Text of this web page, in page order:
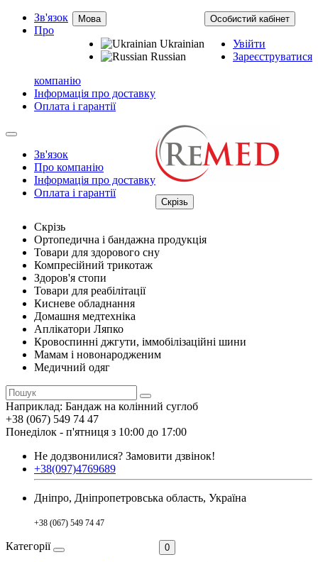
Особистий кабінет
Увійти
Зареєструватися
Мова
Ukrainian
Russian
Зв'язок
Про
компанію
Інформація про доставку
Оплата і гарантії
Зв'язок
Про компанію
Інформація про доставку
Оплата і гарантії
Скрізь
Скрізь
Ортопедична і бандажна продукція
Товари для здорового сну
Компресійний трикотаж
Здоров'я стопи
Товари для реабілітації
Кисневе обладнання
Домашня медтехніка
Аплікатори Ляпко
Кровоспинні джгути, іммобілізаційні шини
Мамам і новонародженим
Медичний одяг
Наприклад: Бандаж на колінний суглоб
+38 (067) 549 74 47
Понеділок - п'ятниця з 10:00 до 17:00
Не додзвонилися? Замовити дзвінок!
+38(097)4769689
Дніпро, Дніпропетровська область, Україна
+38 (067) 549 74 47
0
Категорії